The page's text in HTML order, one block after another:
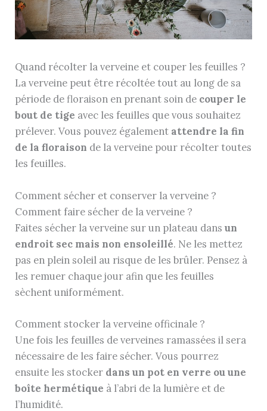
Quand récolter la verveine et couper les feuilles ?
La verveine peut être récoltée tout au long de sa
période de floraison en prenant soin de couper le
bout de tige avec les feuilles que vous souhaitez
prélever. Vous pouvez également attendre la fin
de la floraison de la verveine pour récolter toutes
les feuilles.
Comment sécher et conserver la verveine ?
Comment faire sécher de la verveine ?
Faites sécher la verveine sur un plateau dans un
endroit sec mais non ensoleillé. Ne les mettez
pas en plein soleil au risque de les brûler. Pensez à
les remuer chaque jour afin que les feuilles
sèchent uniformément.
Comment stocker la verveine officinale ?
Une fois les feuilles de verveines ramassées il sera
nécessaire de les faire sécher. Vous pourrez
ensuite les stocker dans un pot en verre ou une
boîte hermétique à l’abri de la lumière et de
l’humidité.